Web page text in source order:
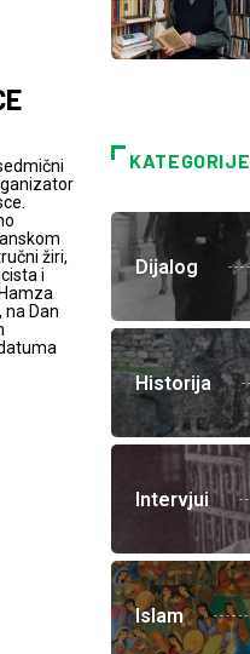
žiri,
i
na Dan
KATEGORIJE
Dijalog
Historija
Intervjui
Islam